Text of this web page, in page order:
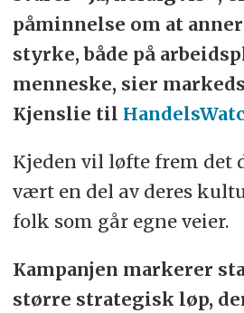
påminnelse om at
styrke, både på
menneske, sier
Kjenslie til
Kjeden vil løfte frem det
vært en del av deres
folk som går egne veier.
Kampanjen markerer
større strategisk løp,